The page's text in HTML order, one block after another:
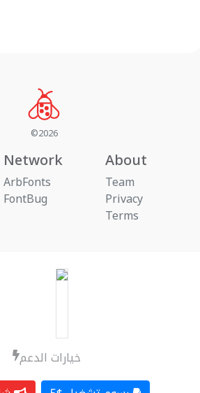
خيارات الدعم
©2026
Network
ArbFonts
FontBug
About
Team
Privacy
Terms